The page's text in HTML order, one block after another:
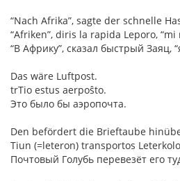
“Nach Afrika”, sagte der schnelle
“Afriken”, diris la rapida Leporo,
“В Африку”, сказал быстрый Заяц,
Das wäre Luftpost.
trTio estus aerpoŝto.
Это было бы аэропочта.
Den befördert die Brieftaube
Tiun (=leteron) transportos
Почтовый Голубь перевезёт его